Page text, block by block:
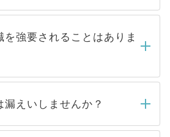
5営業日以内にはご連絡をせて
ので、しばらくお待ちくださ
で取り扱っている求人の
、Webサイトからご覧いただ
開求人」です。非公開求人は
よって、一般には公開してい
避けるため 人気のある医療機
しまうと、応募が殺到する場
を強要されることはありま
強要することは一切ありませ
に応募先から内定をいただい
必要はありません。内定先へ
漏えいしませんか？
えいすることはありませんの